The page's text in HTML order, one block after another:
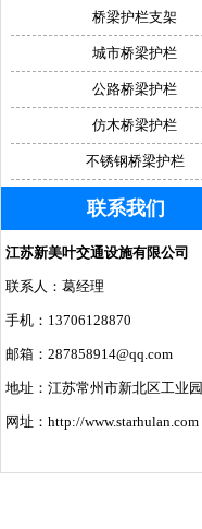
桥梁护栏支架
城市桥梁护栏
公路桥梁护栏
仿木桥梁护栏
不锈钢桥梁护栏
联系我们
江苏新美叶交通设施有限公司
联系人：葛经理
手机：13706128870
邮箱：287858914@qq.com
地址：江苏常州市新北区工业园
网址：http://www.starhulan.com